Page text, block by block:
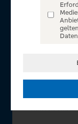
unserem
atemberaubende
Fußball-
In